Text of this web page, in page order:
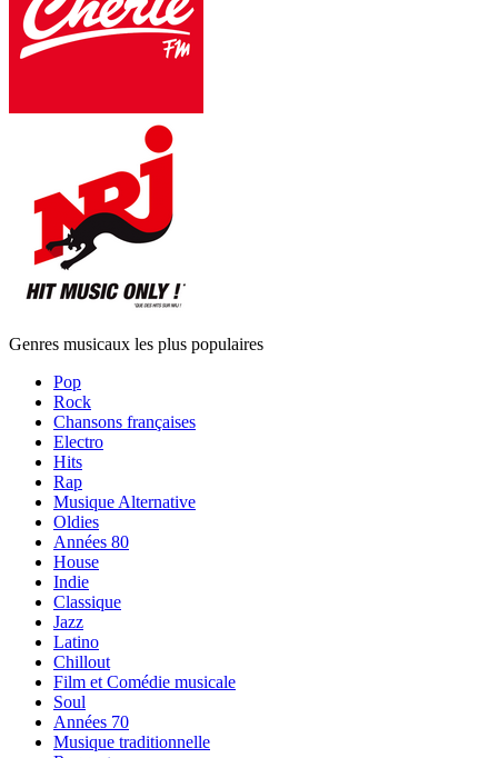
Genres musicaux les plus populaires
Pop
Rock
Chansons françaises
Electro
Hits
Rap
Musique Alternative
Oldies
Années 80
House
Indie
Classique
Jazz
Latino
Chillout
Film et Comédie musicale
Soul
Années 70
Musique traditionnelle